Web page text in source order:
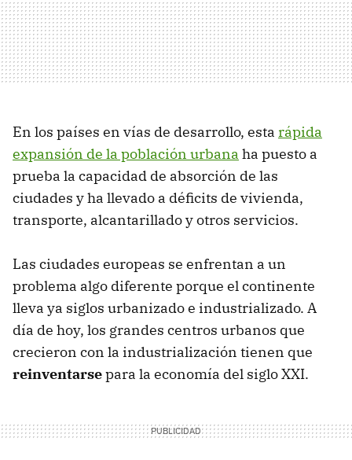
En los países en vías de desarrollo, esta rápida
expansión de la población urbana ha puesto a
prueba la capacidad de absorción de las
ciudades y ha llevado a déficits de vivienda,
transporte, alcantarillado y otros servicios.
Las ciudades europeas se enfrentan a un
problema algo diferente porque el continente
lleva ya siglos urbanizado e industrializado. A
día de hoy, los grandes centros urbanos que
crecieron con la industrialización tienen que
reinventarsepara la economía del siglo XXI.